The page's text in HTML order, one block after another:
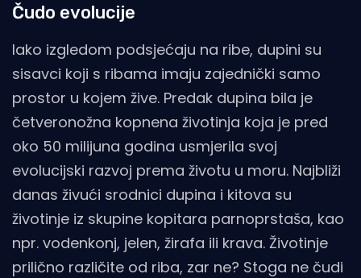
Čudo evolucije
Iako izgledom podsjećaju na ribe, dupini su
sisavci koji s ribama imaju zajednički samo
prostor u kojem žive. Predak dupina bila je
četveronožna kopnena životinja koja je pred
oko 50 milijuna godina usmjerila svoj
evolucijski razvoj prema životu u moru. Najbliži
danas živući srodnici dupina i kitova su
životinje iz skupine kopitara parnoprstaša, kao
npr. vodenkonj, jelen, žirafa ili krava. Životinje
prilično različite od riba, zar ne? Stoga ne čudi